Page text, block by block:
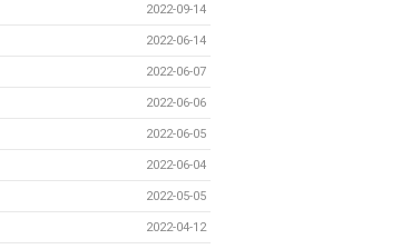
2022-09-14
2022-06-14
2022-06-07
2022-06-06
2022-06-05
2022-06-04
2022-05-05
2022-04-12